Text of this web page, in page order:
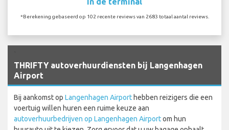
*Berekening gebaseerd op 102 recente reviews van 2683 totaal aantal reviews.
THRIFTY autoverhuurdiensten bij Langenhagen
Airport
Bij aankomst op Langenhagen Airporthebben reizigers die een
voertuig willen huren een ruime keuze aan
autoverhuurbedrijven op Langenhagen Airportom hun